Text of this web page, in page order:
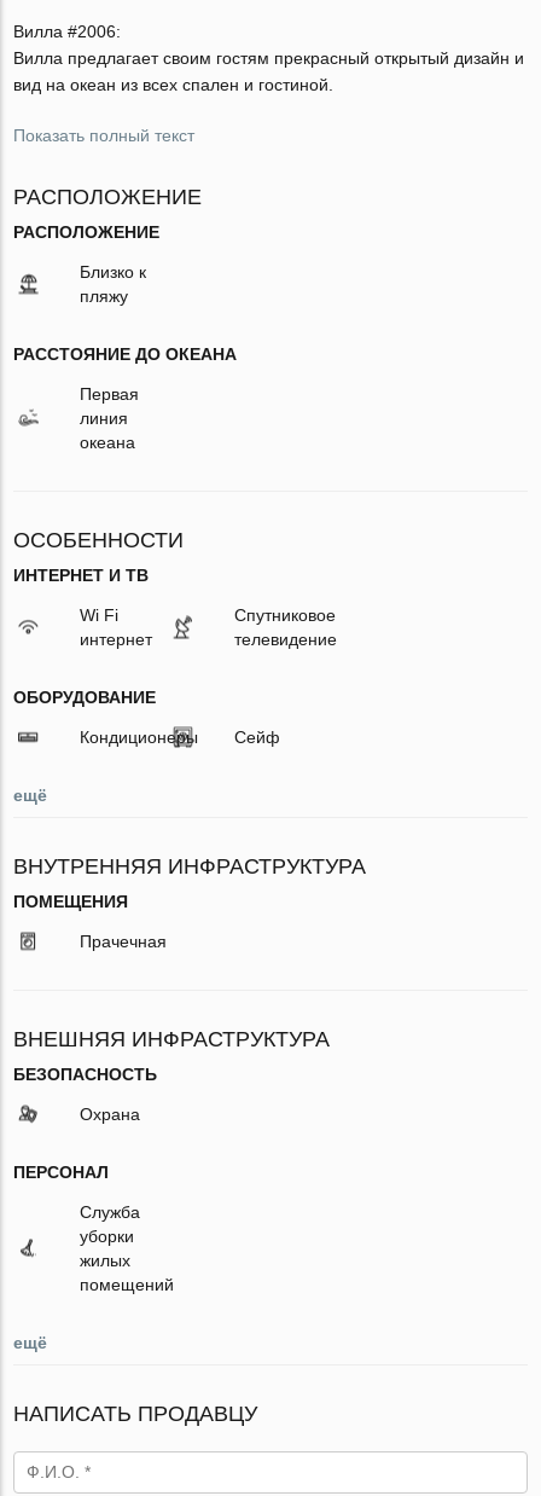
Вилла #2006:
Вилла предлагает своим гостям прекрасный открытый дизайн и
вид на океан из всех спален и гостиной.
Показать полный текст
РАСПОЛОЖЕНИЕ
РАСПОЛОЖЕНИЕ
Близко к
пляжу
РАССТОЯНИЕ ДО ОКЕАНА
Первая
линия
океана
ОСОБЕННОСТИ
ИНТЕРНЕТ И ТВ
Wi Fi
интернет
Спутниковое
телевидение
ОБОРУДОВАНИЕ
Кондиционеры Сейф
ещё
ВНУТРЕННЯЯ ИНФРАСТРУКТУРА
ПОМЕЩЕНИЯ
Прачечная
ВНЕШНЯЯ ИНФРАСТРУКТУРА
БЕЗОПАСНОСТЬ
Охрана
ПЕРСОНАЛ
Служба
уборки
жилых
помещений
ещё
НАПИСАТЬ ПРОДАВЦУ